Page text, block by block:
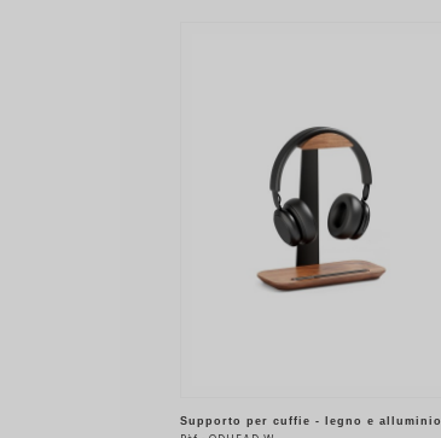
Supporto per cuffie - legno e alluminio